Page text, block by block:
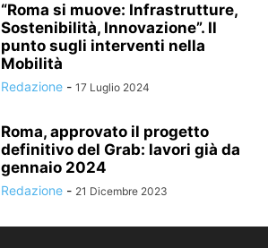
“Roma si muove: Infrastrutture,
Sostenibilità, Innovazione”. Il
punto sugli interventi nella
Mobilità
Redazione - 17 Luglio 2024
Roma, approvato il progetto
definitivo del Grab: lavori già da
gennaio 2024
Redazione - 21 Dicembre 2023